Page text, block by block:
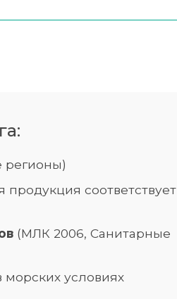
регионы)
продукция соответствует
(МЛК 2006, Санитарные
условиях